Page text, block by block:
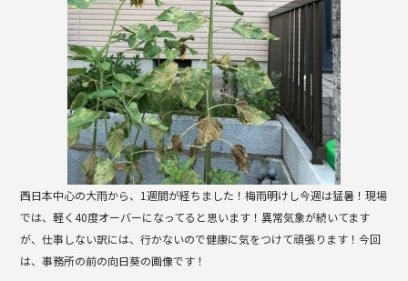
西日本中心の大雨から、1週間が経ちました！梅雨明けし今週は猛暑！現場
では、軽く40度オーバーになってると思います！異常気象が続いてます
が、仕事しない訳には、行かないので健康に気をつけて頑張ります！今回
は、事務所の前の向日葵の画像です！